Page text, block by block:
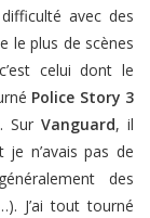
avec des
le plus de scènes
celui dont le
Police Story 3
Sur Vanguard, il
n’avais pas de
des
J’ai tout tourné